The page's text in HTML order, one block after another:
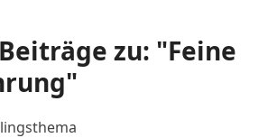
zu: "Feine